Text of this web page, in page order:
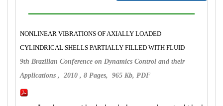
NONLINEAR VIBRATIONS OF AXIALLY LOADED
CYLINDRICAL SHELLS PARTIALLY FILLED WITH FLUID
9th Brazilian Conference on Dynamics Control and their
Applications , 2010 , 8 Pages, 965 Kb, PDF